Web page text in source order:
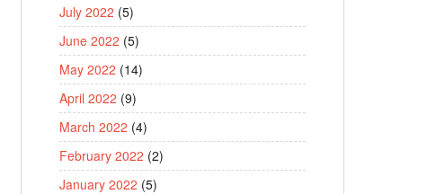
July 2022 (5)
June 2022 (5)
May 2022 (14)
April 2022 (9)
March 2022 (4)
February 2022 (2)
January 2022 (5)